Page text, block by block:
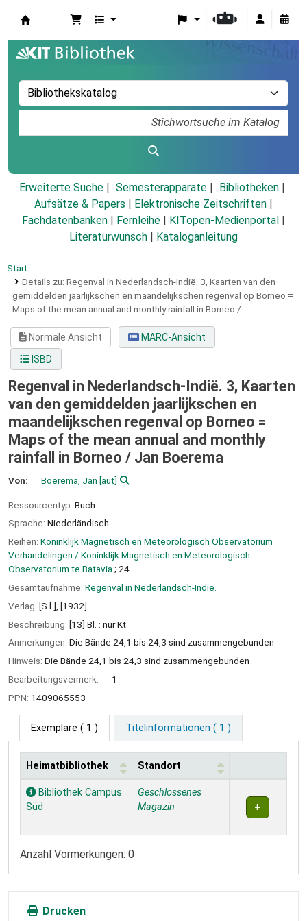
Erweiterte Suche Semesterapparate
Bibliotheken
Aufsätze & Papers
Elektronische Zeitschriften
Fachdatenbanken
Fernleihe KITopen-Medienportal
Literaturwunsch
Kataloganleitung
Start
Details zu: Regenval in Nederlandsch-Indie͏̈. 3, Kaarten van den
gemiddelden jaarlijkschen en maandelijkschen regenval op Borneo =
Maps of the mean annual and monthly rainfall in Borneo /
Normale Ansicht
MARC-Ansicht
ISBD
Regenval in Nederlandsch-Indie͏̈. 3, Kaarten
van den gemiddelden jaarlijkschen en
maandelijkschen regenval op Borneo =
Maps of the mean annual and monthly
rainfall in Borneo / Jan Boerema
Von: Boerema, Jan [aut]
Ressourcentyp: Buch
Sprache: Niederländisch
Reihen: Koninklijk Magnetisch en Meteorologisch Observatorium
Verhandelingen / Koninklijk Magnetisch en Meteorologisch
Observatorium te Batavia ; 24
Gesamtaufnahme: Regenval in Nederlandsch-Indie͏̈.
Verlag: [S.l.],
[1932]
Beschreibung: [13] Bl. : nur Kt
Anmerkungen: Die Bände 24,1 bis 24,3 sind zusammengebunden
Hinweis: Die Bände 24,1 bis 24,3 sind zusammengebunden
Bearbeitungsvermerk:
1
PPN: 1409065553
Exemplare ( 1 ) Titelinformationen ( 1 )
Exemplare
Heimatbibliothek Standort
Bibliothek Campus
Süd
Geschlossenes
Magazin
Anzahl Vormerkungen: 0
Drucken